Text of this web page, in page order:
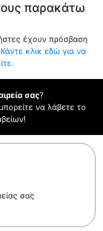
παρακάτω
έχουν πρόσβαση
Κάντε κλικ εδώ για να
σας?
να λάβετε το
σας